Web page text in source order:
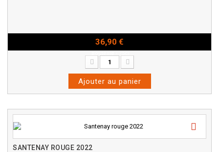
36,90 €
Ajouter au panier
SANTENAY ROUGE 2022